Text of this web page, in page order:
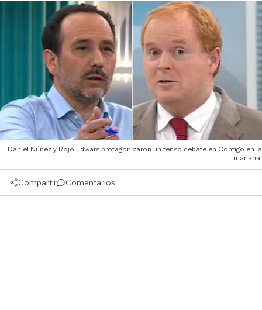
Daniel Núñez y Rojo Edwars protagonizaron un tenso debate en Contigo en la
mañana.
Compartir Comentarios